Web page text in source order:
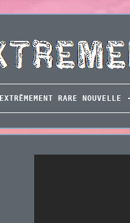
EXTRÊMEMENT RARE NOUVELLE